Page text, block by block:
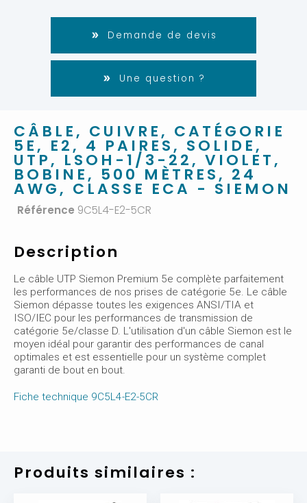
Demande de devis
Une question ?
CÂBLE, CUIVRE, CATÉGORIE
5E, E2, 4 PAIRES, SOLIDE,
UTP, LSOH-1/3-22, VIOLET,
BOBINE, 500 MÈTRES, 24
AWG, CLASSE ECA - SIEMON
Référence 9C5L4-E2-5CR
Description
Le câble UTP Siemon Premium 5e complète parfaitement
les performances de nos prises de catégorie 5e. Le câble
Siemon dépasse toutes les exigences ANSI/TIA et
ISO/IEC pour les performances de transmission de
catégorie 5e/classe D. L'utilisation d'un câble Siemon est le
moyen idéal pour garantir des performances de canal
optimales et est essentielle pour un système complet
garanti de bout en bout.
Fiche technique 9C5L4-E2-5CR
Produits similaires :